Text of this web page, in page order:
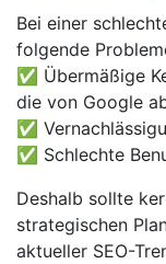
Bei einer
folgende
✅ Übermäßige
die von Google
✅
✅ Schlechte
Deshalb sollte
strategischen
aktueller SEO-